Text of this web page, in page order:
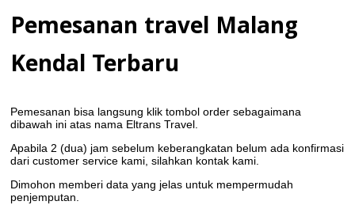
Pemesanan travel Malang
Kendal Terbaru
Pemesanan bisa langsung klik tombol order sebagaimana
dibawah ini atas nama Eltrans Travel.
Apabila 2 (dua) jam sebelum keberangkatan belum ada konfirmasi
dari customer service kami, silahkan kontak kami.
Dimohon memberi data yang jelas untuk mempermudah
penjemputan.